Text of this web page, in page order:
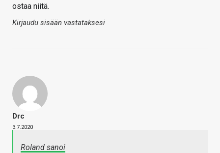
ostaa niitä.
Kirjaudu sisään vastataksesi
Drc
3.7.2020
Roland sanoi